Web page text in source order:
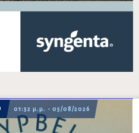
01:52 μ.μ. - 05/08/2026